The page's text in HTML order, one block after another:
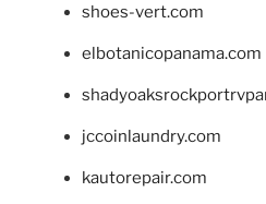
shoes-vert.com
elbotanicopanama.com
jccoinlaundry.com
kautorepair.com